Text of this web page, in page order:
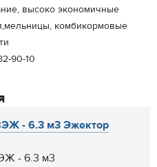
высоко экономичные
комбикормовые
90-10
- 6.3 м3 Эжектор
- 6.3 м3